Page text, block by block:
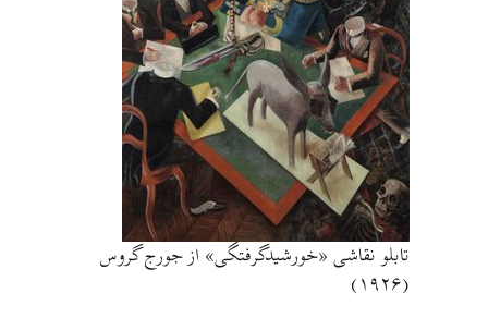
تابلو نقاشی «خورشیدگرفتگی»‌ از جورج گروس
(۱۹۲۶)